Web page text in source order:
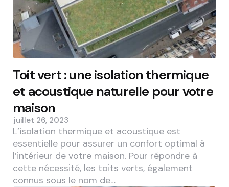
Toit vert : une isolation thermique
et acoustique naturelle pour votre
maison
juillet 26, 2023
L’isolation thermique et acoustique est
essentielle pour assurer un confort optimal à
l’intérieur de votre maison. Pour répondre à
cette nécessité, les toits verts, également
connus sous le nom de…